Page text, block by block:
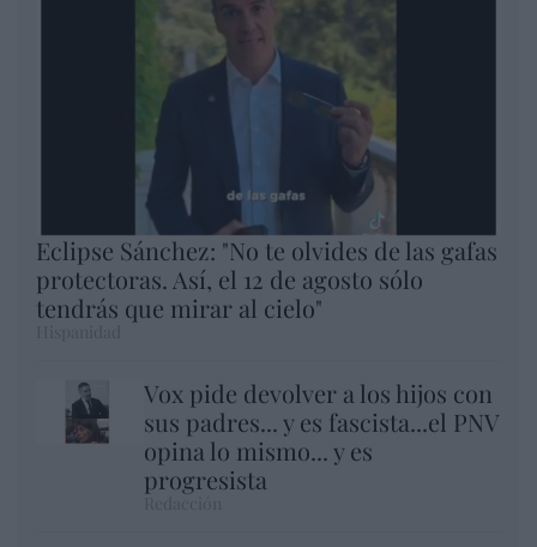
Eclipse Sánchez: "No te olvides de las gafas
protectoras. Así, el 12 de agosto sólo
tendrás que mirar al cielo"
Vox pide devolver a los hijos con
sus padres... y es fascista...el PNV
opina lo mismo... y es
progresista